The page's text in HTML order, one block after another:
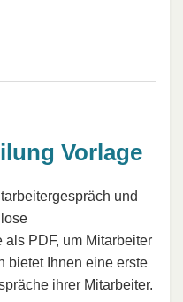
Vorlage
und
PDF, um Mitarbeiter
bietet Ihnen eine erste
ihrer Mitarbeiter.